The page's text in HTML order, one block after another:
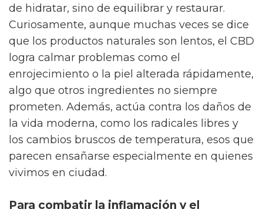
de hidratar, sino de equilibrar y restaurar.
Curiosamente, aunque muchas veces se dice
que los productos naturales son lentos, el CBD
logra calmar problemas como el
enrojecimiento o la piel alterada rápidamente,
algo que otros ingredientes no siempre
prometen. Además, actúa contra los daños de
la vida moderna, como los radicales libres y
los cambios bruscos de temperatura, esos que
parecen ensañarse especialmente en quienes
vivimos en ciudad.
Para combatir la inflamación y el